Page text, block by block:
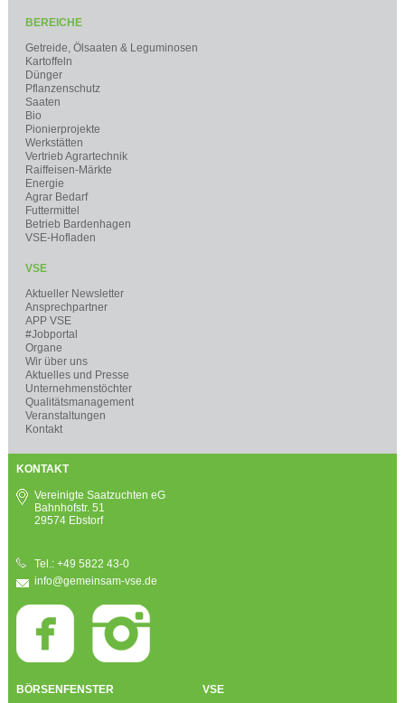
BEREICHE
Getreide, Ölsaaten & Leguminosen
Kartoffeln
Dünger
Pflanzenschutz
Saaten
Bio
Pionierprojekte
Werkstätten
Vertrieb Agrartechnik
Raiffeisen-Märkte
Energie
Agrar Bedarf
Futtermittel
Betrieb Bardenhagen
VSE-Hofladen
VSE
Aktueller Newsletter
Ansprechpartner
APP VSE
#Jobportal
Organe
Wir über uns
Aktuelles und Presse
Unternehmenstöchter
Qualitätsmanagement
Veranstaltungen
Kontakt
KONTAKT
Vereinigte Saatzuchten eG
Bahnhofstr. 51
29574 Ebstorf
Tel.: +49 5822 43-0
info@gemeinsam-vse.de
BÖRSENFENSTER VSE